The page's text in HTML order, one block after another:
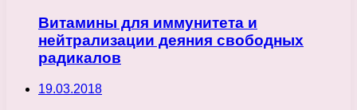
Витамины для иммунитета и
нейтрализации деяния свободных
радикалов
19.03.2018